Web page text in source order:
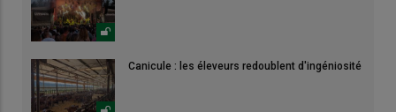
Canicule : les éleveurs redoublent d'ingéniosité